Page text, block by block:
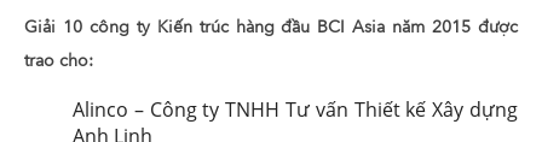
Giải 10 công ty Kiến trúc hàng đầu BCI Asia năm 2015 được
trao cho:
Alinco – Công ty TNHH Tư vấn Thiết kế Xây dựng
Anh Linh